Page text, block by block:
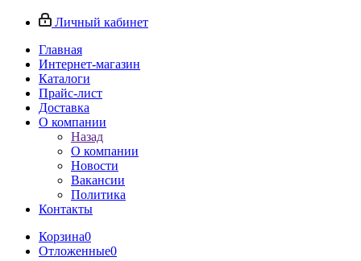
Личный кабинет
Главная
Интернет-магазин
Каталоги
Прайс-лист
Доставка
О компании
Назад
О компании
Новости
Вакансии
Политика
Контакты
Корзина0
Отложенные0